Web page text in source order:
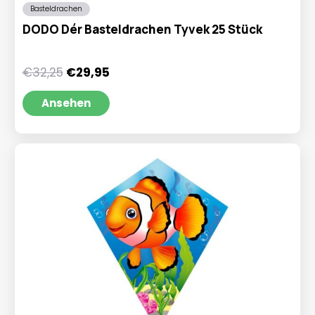
Basteldrachen
DODO Dér Basteldrachen Tyvek 25 Stück
€32,25 Ursprünglicher
Preis
war:
€32,25
€29,95Aktueller
ist:
Ansehen